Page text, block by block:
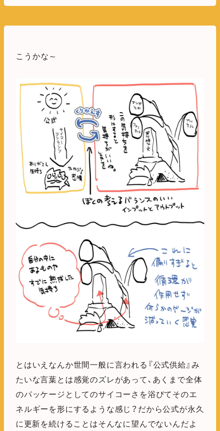
こうかな～
とはいえなんか世間一般に言われる『公式供給』み
たいな言葉とは感覚のズレがあって、あくまで全体
のパッケージとしてのサイコーさを浴びてそのエ
ネルギーを形にするような感じ？だから公式が永久
に更新を続けることはそんなに望んでないんだよ